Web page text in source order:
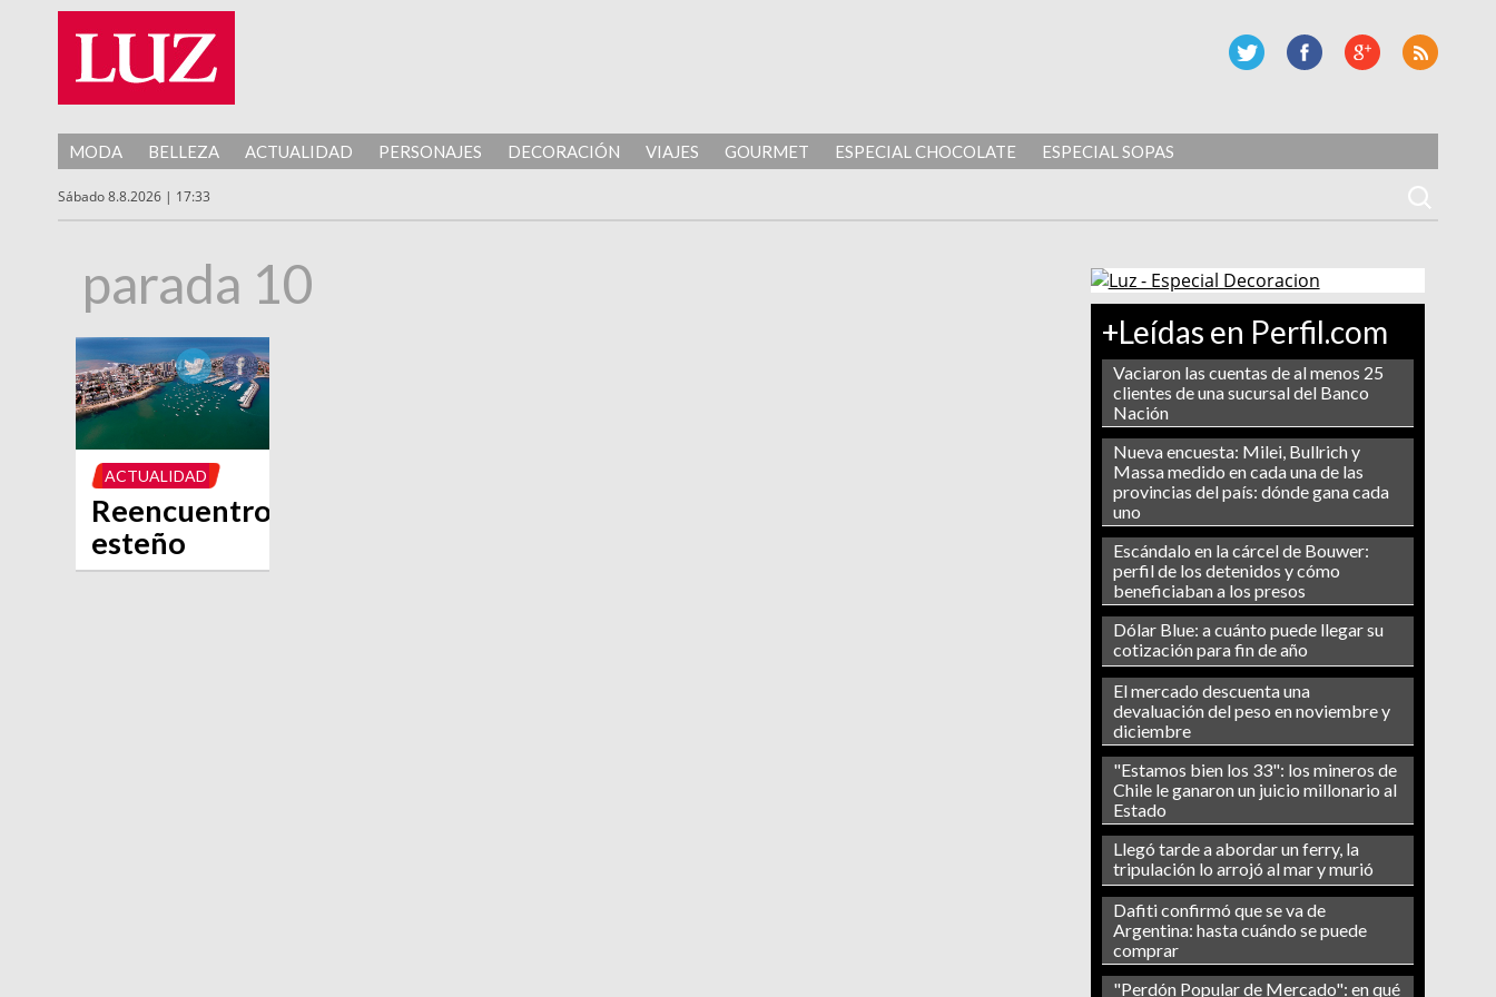
MODA BELLEZA ACTUALIDAD PERSONAJES DECORACIÓN VIAJES GOURMET ESPECIAL CHOCOLATE ESPECIAL SOPAS
Sábado 8.8.2026 | 17:33
+Leídas en Perfil.com
Vaciaron las cuentas de al menos 25
clientes de una sucursal del Banco
Nación
Nueva encuesta: Milei, Bullrich y
Massa medido en cada una de las
provincias del país: dónde gana cada
uno
Escándalo en la cárcel de Bouwer:
perfil de los detenidos y cómo
beneficiaban a los presos
Dólar Blue: a cuánto puede llegar su
cotización para fin de año
El mercado descuenta una
devaluación del peso en noviembre y
diciembre
"Estamos bien los 33": los mineros de
Chile le ganaron un juicio millonario al
Estado
Llegó tarde a abordar un ferry, la
tripulación lo arrojó al mar y murió
Dafiti confirmó que se va de
Argentina: hasta cuándo se puede
comprar
"Perdón Popular de Mercado": en qué
parada 10
ACTUALIDAD
Reencuentro
esteño